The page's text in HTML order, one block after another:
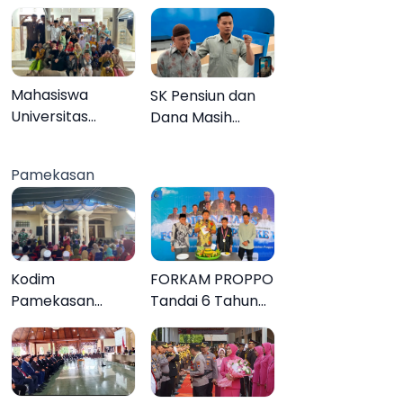
Sendiri
Mahasiswa
Universitas
MENARA di Desa
Dapenda
SK Pensiun dan
Dana Masih
Tagih Janji BRI
Sumenep
Pamekasan
Kodim
Pamekasan
Tuntaskan
Operasi Katarak
Gratis, 160 Warga
Kembali Melihat
FORKAM PROPPO
Tandai 6 Tahun
Perjalanan
dengan
Peluncuran Mars,
Hymne, dan Buku